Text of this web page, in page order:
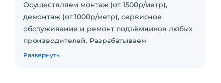
Осуществляем монтаж (от 1500р/метр),
демонтаж (от 1000р/метр), сервисное
обслуживание и ремонт подъёмников любых
производителей. Разрабатываем
индивидуальные узлы крепления мачты к
Развернуть